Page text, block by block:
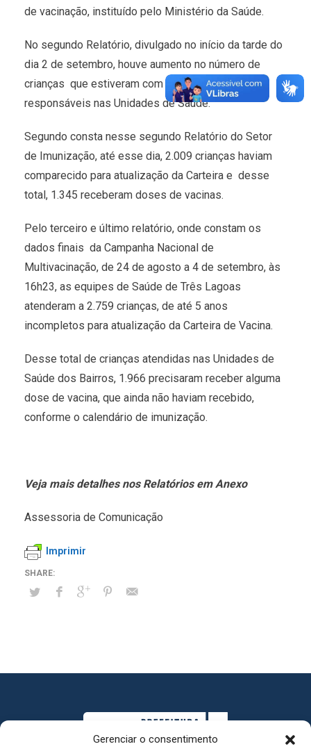
Gerenciar o consentimento
de vacinação, instituído pelo Ministério da Saúde.
No segundo Relatório, divulgado no início da tarde do
dia 2 de setembro, houve aumento no número de
crianças que estiveram com seus pais ou
responsáveis nas Unidades de Saúde.
Segundo consta nesse segundo Relatório do Setor
de Imunização, até esse dia, 2.009 crianças haviam
comparecido para atualização da Carteira e desse
total, 1.345 receberam doses de vacinas.
Pelo terceiro e último relatório, onde constam os
dados finais da Campanha Nacional de
Multivacinação, de 24 de agosto a 4 de setembro, às
16h23, as equipes de Saúde de Três Lagoas
atenderam a 2.759 crianças, de até 5 anos
incompletos para atualização da Carteira de Vacina.
Desse total de crianças atendidas nas Unidades de
Saúde dos Bairros, 1.966 precisaram receber alguma
dose de vacina, que ainda não haviam recebido,
conforme o calendário de imunização.
Veja mais detalhes nos Relatórios em Anexo
Assessoria de Comunicação
Imprimir